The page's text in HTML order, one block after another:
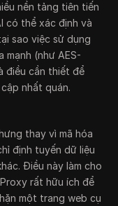
nền tảng tiên tiến
có thể xác định và
sao việc sử dụng
mạnh (như AES-
điều cần thiết để
nhất quán.
thay vì mã hóa
định tuyến dữ liệu
Điều này làm cho
rất hữu ích để
một trang web cụ